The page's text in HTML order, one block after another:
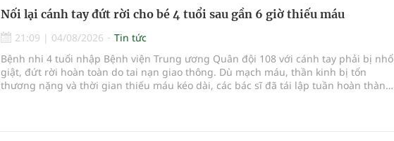
Nối lại cánh tay đứt rời cho bé 4 tuổi sau gần 6 giờ thiếu máu
21:09 | 04/08/2026
Tin tức
Bệnh nhi 4 tuổi nhập Bệnh viện Trung ương Quân đội 108 với cánh tay phải bị nhổ
giật, đứt rời hoàn toàn do tai nạn giao thông. Dù mạch máu, thần kinh bị tổn
thương nặng và thời gian thiếu máu kéo dài, các bác sĩ đã tái lập tuần hoàn thành